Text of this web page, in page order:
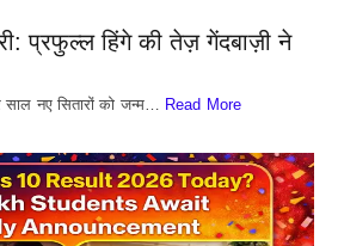
प्रफुल्ल हिंगे की तेज़ गेंदबाज़ी ने
साल नए सितारों को जन्म… Read More